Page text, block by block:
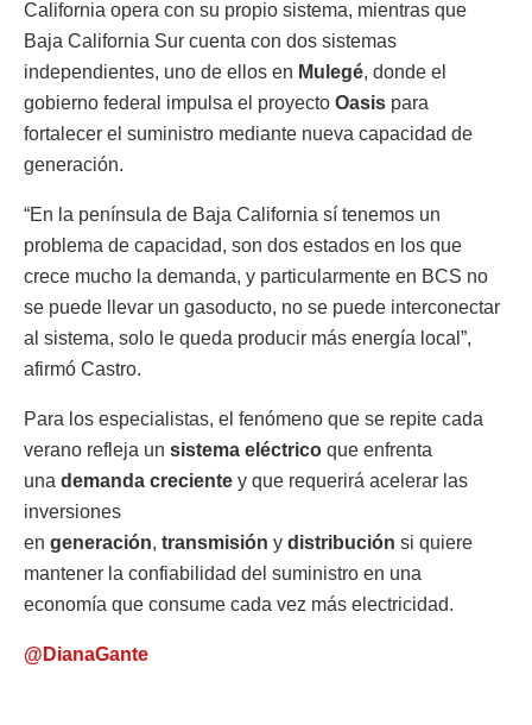
California opera con su propio sistema, mientras que
Baja California Sur cuenta con dos sistemas
independientes, uno de ellos en Mulegé, donde el
gobierno federal impulsa el proyecto Oasis para
fortalecer el suministro mediante nueva capacidad de
generación.
“En la península de Baja California sí tenemos un
problema de capacidad, son dos estados en los que
crece mucho la demanda, y particularmente en BCS no
se puede llevar un gasoducto, no se puede interconectar
al sistema, solo le queda producir más energía local”,
afirmó Castro.
Para los especialistas, el fenómeno que se repite cada
verano refleja un sistema eléctrico que enfrenta
una demanda creciente y que requerirá acelerar las
inversiones
en generación, transmisión y distribución si quiere
mantener la confiabilidad del suministro en una
economía que consume cada vez más electricidad.
@DianaGante